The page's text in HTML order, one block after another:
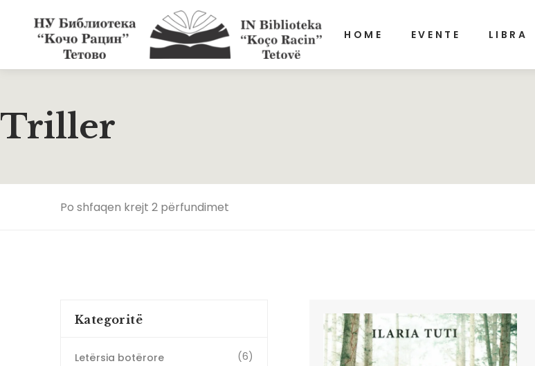
HOME EVENTE LIBRA
Triller
Po shfaqen krejt 2 përfundimet
Kategoritë
Letërsia botërore
(6)